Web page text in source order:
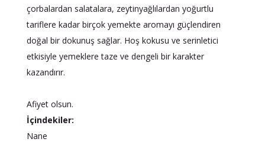
çorbalardan salatalara, zeytinyağlılardan yoğurtlu
tariflere kadar birçok yemekte aromayı güçlendiren
doğal bir dokunuş sağlar. Hoş kokusu ve serinletici
etkisiyle yemeklere taze ve dengeli bir karakter
kazandırır.
Afiyet olsun.
İçindekiler:
Nane